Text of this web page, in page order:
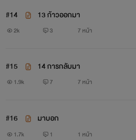
#14 13 ก้าวออกมา
2k 3 7 หน้า
#15 14 การกลับมา
1.9k 7 7 หน้า
#16 มาบอก
1.7k 1 1 หน้า